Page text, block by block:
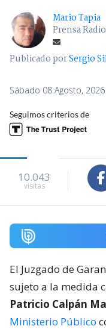
Mario Tapia
Prensa
Publicado porSergio
Sábado 08 Agosto,
Seguimos criterios de
10.043
visitas
El Juzgado de
sujeto a la medida
Patricio Calpán
Ministerio Público